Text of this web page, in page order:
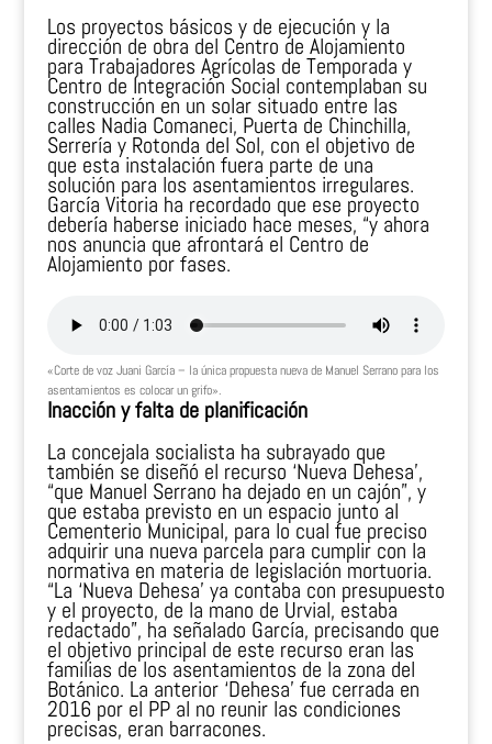
Los proyectos básicos y de ejecución y la
dirección de obra del Centro de Alojamiento
para Trabajadores Agrícolas de Temporada y
Centro de Integración Social contemplaban su
construcción en un solar situado entre las
calles Nadia Comaneci, Puerta de Chinchilla,
Serrería y Rotonda del Sol, con el objetivo de
que esta instalación fuera parte de una
solución para los asentamientos irregulares.
García Vitoria ha recordado que ese proyecto
debería haberse iniciado hace meses, “y ahora
nos anuncia que afrontará el Centro de
Alojamiento por fases.
«Corte de voz Juani García – la única propuesta nueva de Manuel Serrano para los
asentamientos es colocar un grifo».
Inacción y falta de planificación
La concejala socialista ha subrayado que
también se diseñó el recurso ‘Nueva Dehesa’,
“que Manuel Serrano ha dejado en un cajón”, y
que estaba previsto en un espacio junto al
Cementerio Municipal, para lo cual fue preciso
adquirir una nueva parcela para cumplir con la
normativa en materia de legislación mortuoria.
“La ‘Nueva Dehesa’ ya contaba con presupuesto
y el proyecto, de la mano de Urvial, estaba
redactado”, ha señalado García, precisando que
el objetivo principal de este recurso eran las
familias de los asentamientos de la zona del
Botánico. La anterior ‘Dehesa’ fue cerrada en
2016 por el PP al no reunir las condiciones
precisas, eran barracones.